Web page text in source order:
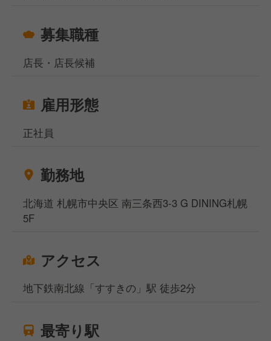
募集職種
店長・店長候補
雇用形態
正社員
勤務地
北海道 札幌市中央区 南三条西3-3 G DINING札幌
5F
アクセス
地下鉄南北線「すすきの」駅 徒歩2分
最寄り駅